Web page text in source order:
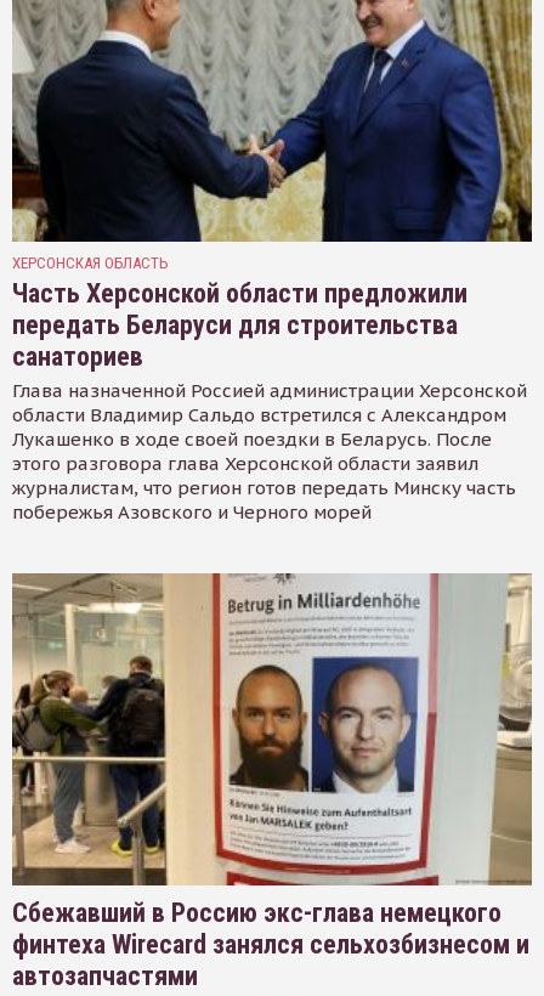
ХЕРСОНСКАЯ ОБЛАСТЬ
Часть Херсонской области предложили
передать Беларуси для строительства
санаториев
Глава назначенной Россией администрации Херсонской
области Владимир Сальдо встретился с Александром
Лукашенко в ходе своей поездки в Беларусь. После
этого разговора глава Херсонской области заявил
журналистам, что регион готов передать Минску часть
побережья Азовского и Черного морей
Сбежавший в Россию экс-глава немецкого
финтеха Wirecard занялся сельхозбизнесом и
автозапчастями